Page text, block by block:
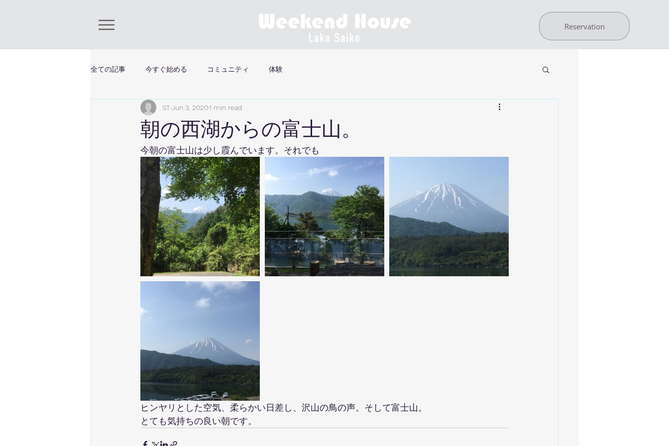
Reservation
全ての記事 今すぐ始める コミュニティ 体験
朝の西湖からの富士山。
STJun 3, 20201 min read
今朝の富士山は少し霞んでいます。それでも
ヒンヤリとした空気、柔らかい日差し、沢山の鳥の声。そして富士山。
とても気持ちの良い朝です。